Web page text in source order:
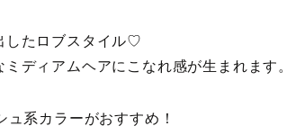
したロブスタイル♡
ディアムヘアにこなれ感が生まれます。
系カラーがおすすめ！